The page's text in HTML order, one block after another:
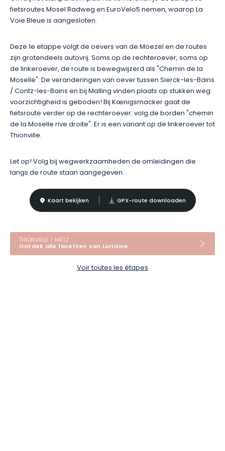
fietsroutes Mosel Radweg en EuroVelo5 nemen, waarop La
Voie Bleue is aangesloten.
Deze 1e etappe volgt de oevers van de Moezel en de routes
zijn grotendeels autovrij. Soms op de rechteroever, soms op
de linkeroever, de route is bewegwijzerd als "Chemin de la
Moselle". De veranderingen van oever tussen Sierck-les-Bains
/ Contz-les-Bains en bij Malling vinden plaats op stukken weg:
voorzichtigheid is geboden! Bij Kœnigsmacker gaat de
fietsroute verder op de rechteroever: volg de borden "chemin
de la Moselle rive droite". Er is een variant op de linkeroever tot
Thionville.
Let op! Volg bij wegwerkzaamheden de omleidingen die
langs de route staan aangegeven.
Kaart bekijken GPX-route downloaden
THIONVILLE METZ
Ontdek alle facetten van Lorraine
Voir toutes les étapes